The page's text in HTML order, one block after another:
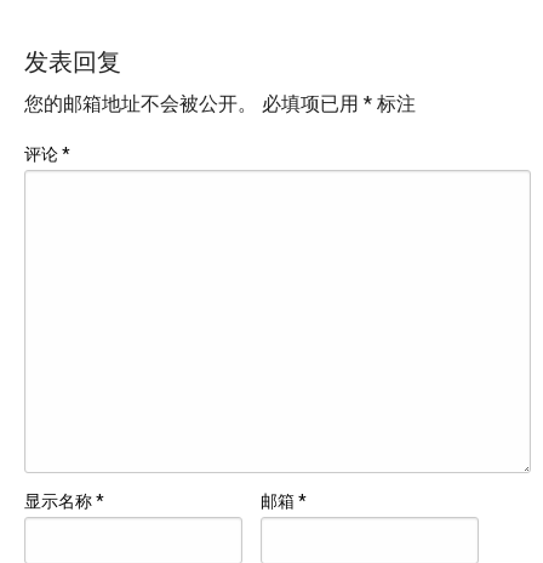
发表回复
您的邮箱地址不会被公开。 必填项已用 * 标注
评论*
显示名称* 邮箱*